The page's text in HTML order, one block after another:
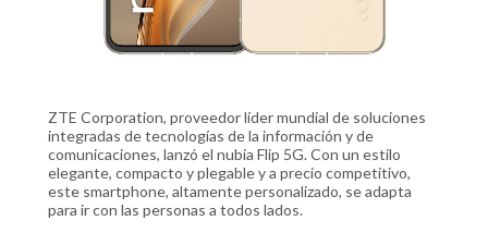
ZTE Corporation, proveedor líder mundial de soluciones
integradas de tecnologías de la información y de
comunicaciones, lanzó el nubia Flip 5G. Con un estilo
elegante, compacto y plegable y a precio competitivo,
este smartphone, altamente personalizado, se adapta
para ir con las personas a todos lados.